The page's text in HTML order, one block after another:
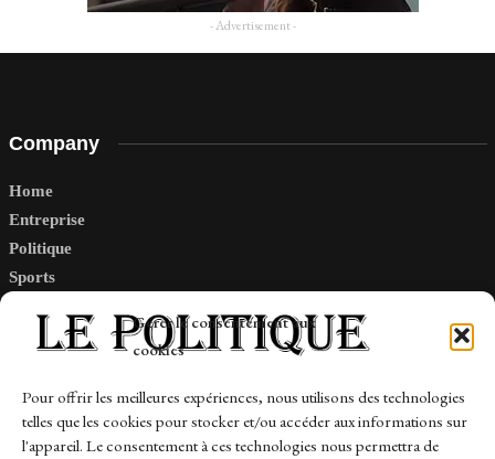
Gérer le consentement aux
cookies
Pour offrir les meilleures expériences, nous utilisons des technologies
telles que les cookies pour stocker et/ou accéder aux informations sur
l'appareil. Le consentement à ces technologies nous permettra de
- Advertisement -
Company
Home
Entreprise
Politique
Sports
Links